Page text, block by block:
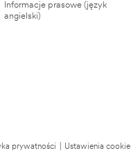
Informacje prasowe (język
angielski)
prywatności
Ustawienia cookie